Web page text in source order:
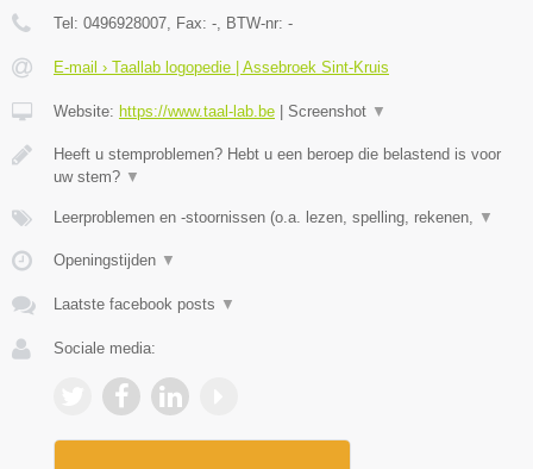
Tel: 0496928007, Fax: -, BTW-nr: -
E-mail › Taallab logopedie | Assebroek Sint-Kruis
Website: https://www.taal-lab.be Screenshot ▼
Heeft u stemproblemen? Hebt u een beroep die belastend is voor
uw stem? ▼
Leerproblemen en -stoornissen (o.a. lezen, spelling, rekenen, ▼
Openingstijden ▼
Laatste facebook posts ▼
Sociale media: